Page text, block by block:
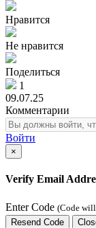
Нравится
Не нравится
Поделиться
1
09.07.25
Комментарии
Войти
×
Verify Email
Enter Code (Code
Resend Code